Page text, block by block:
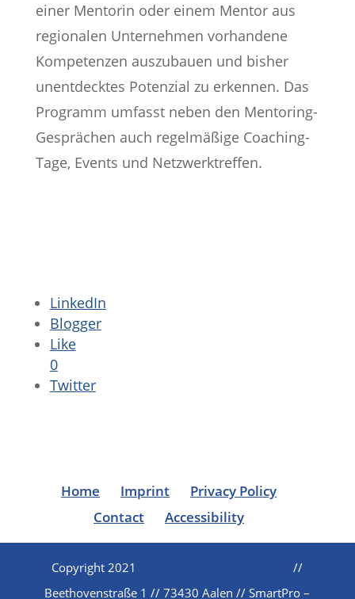
einer Mentorin oder einem Mentor aus
regionalen Unternehmen vorhandene
Kompetenzen auszubauen und bisher
unentdecktes Potenzial zu erkennen. Das
Programm umfasst neben den Mentoring-
Gesprächen auch regelmäßige Coaching-
Tage, Events und Netzwerktreffen.
LinkedIn
Blogger
Like
0
Twitter
Home Imprint
Privacy Policy
Contact
Accessibility
Copyright 2021
//
Beethovenstraße 1 // 73430 Aalen // SmartPro –